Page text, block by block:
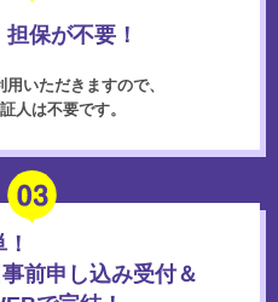
保が不要！
いただきますので、
人は不要です。
前申し込み受付＆